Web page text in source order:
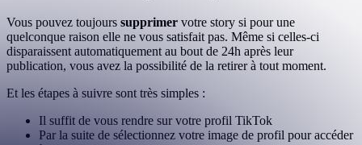
Vous pouvez toujours supprimer votre story si pour une
quelconque raison elle ne vous satisfait pas. Même si celles-ci
disparaissent automatiquement au bout de 24h après leur
publication, vous avez la possibilité de la retirer à tout moment.
Et les étapes à suivre sont très simples :
Il suffit de vous rendre sur votre profil TikTok
Par la suite de sélectionnez votre image de profil pour accéder